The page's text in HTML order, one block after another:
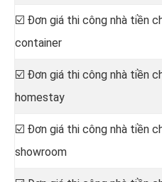
☑️ Đơn giá thi công nhà tiền
container
☑️ Đơn giá thi công nhà tiền
homestay
☑️ Đơn giá thi công nhà tiền
showroom